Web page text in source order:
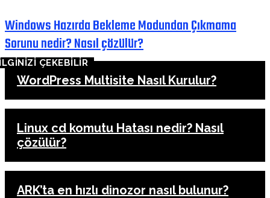
Windows Hazırda Bekleme Modundan Çıkmama
Sorunu nedir? Nasıl çözülür?
ÇEKEBİLİR
WordPress Multisite Nasıl Kurulur?
Linux cd komutu Hatası nedir? Nasıl
çözülür?
ARK’ta en hızlı dinozor nasıl bulunur?